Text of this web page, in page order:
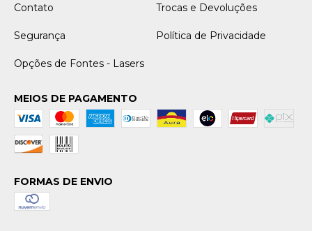
Contato Trocas e Devoluções
Segurança Política de Privacidade
Opções de Fontes - Lasers
MEIOS DE PAGAMENTO
FORMAS DE ENVIO